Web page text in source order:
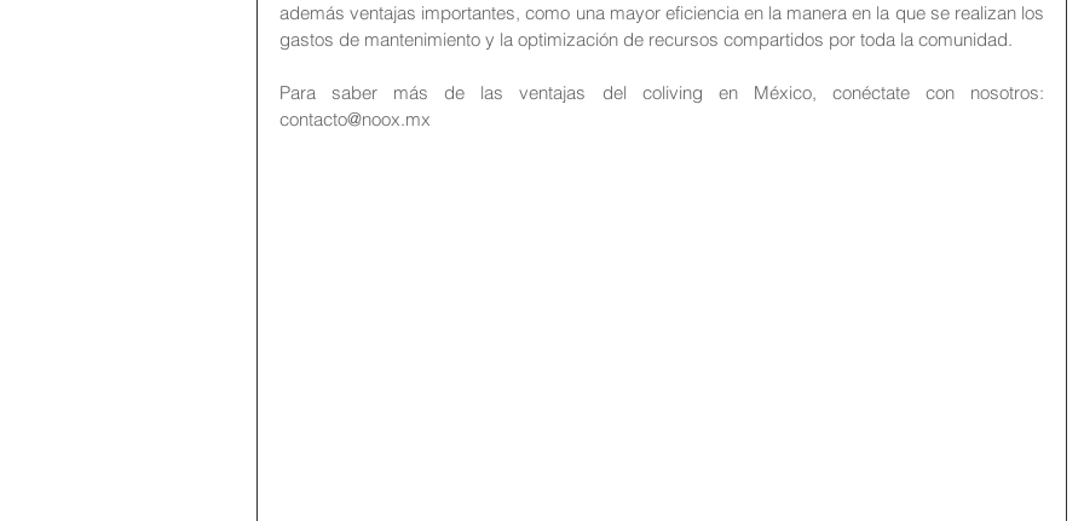
además ventajas importantes, como una mayor eficiencia en la manera en la que se realizan los
gastos de mantenimiento y la optimización de recursos compartidos por toda la comunidad.
Para saber más de las ventajas del coliving en México, conéctate con nosotros:
contacto@noox.mx